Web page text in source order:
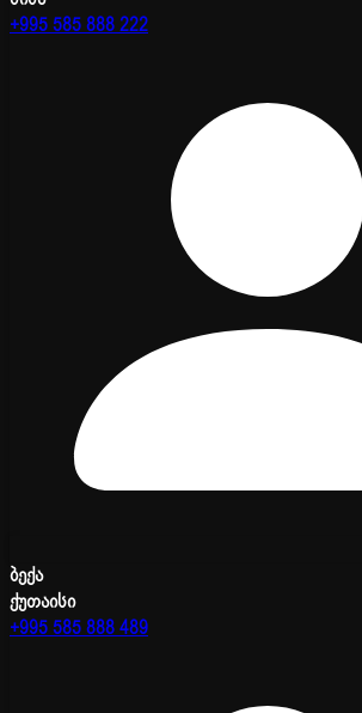
+995 585 888 222
ბექა
ქუთაისი
+995 585 888 489